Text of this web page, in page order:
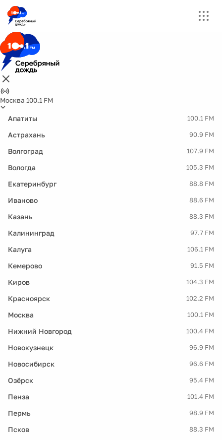
Москва 100.1 FM
Апатиты 100.1 FM
Астрахань 90.9 FM
Волгоград 107.9 FM
Вологда 105.3 FM
Екатеринбург 88.8 FM
Иваново 88.6 FM
Казань 88.3 FM
Калининград 97.7 FM
Калуга 106.1 FM
Кемерово 91.5 FM
Киров 104.3 FM
Красноярск 102.2 FM
Москва 100.1 FM
Нижний Новгород 100.4 FM
Новокузнецк 96.9 FM
Новосибирск 96.6 FM
Озёрск 95.4 FM
Пенза 101.4 FM
Пермь 98.9 FM
Псков 88.3 FM